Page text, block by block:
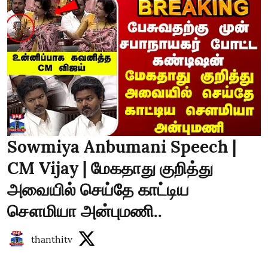
Sowmiya Anbumani Speech |
CM Vijay | மேகதாது குறித்து
அவையில் செய்தே காட்டிய
சௌமியா அன்புமணி..
thanthitv